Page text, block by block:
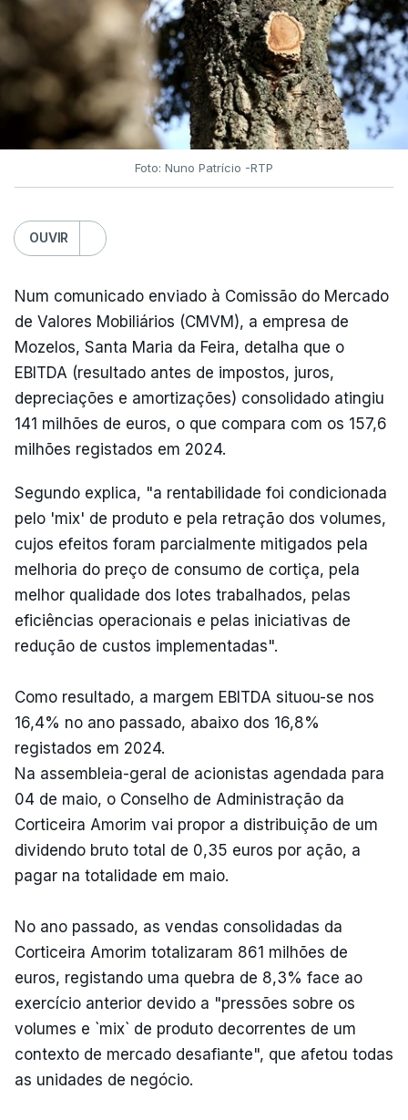
Foto: Nuno Patrício -RTP
OUVIR
Num comunicado enviado à Comissão do Mercado
de Valores Mobiliários (CMVM), a empresa de
Mozelos, Santa Maria da Feira, detalha que o
EBITDA (resultado antes de impostos, juros,
depreciações e amortizações) consolidado atingiu
141 milhões de euros, o que compara com os 157,6
milhões registados em 2024.
Segundo explica, "a rentabilidade foi condicionada
pelo 'mix' de produto e pela retração dos volumes,
cujos efeitos foram parcialmente mitigados pela
melhoria do preço de consumo de cortiça, pela
melhor qualidade dos lotes trabalhados, pelas
eficiências operacionais e pelas iniciativas de
redução de custos implementadas".
Como resultado, a margem EBITDA situou-se nos
16,4% no ano passado, abaixo dos 16,8%
registados em 2024.
Na assembleia-geral de acionistas agendada para
04 de maio, o Conselho de Administração da
Corticeira Amorim vai propor a distribuição de um
dividendo bruto total de 0,35 euros por ação, a
pagar na totalidade em maio.
No ano passado, as vendas consolidadas da
Corticeira Amorim totalizaram 861 milhões de
euros, registando uma quebra de 8,3% face ao
exercício anterior devido a "pressões sobre os
volumes e `mix` de produto decorrentes de um
contexto de mercado desafiante", que afetou todas
as unidades de negócio.